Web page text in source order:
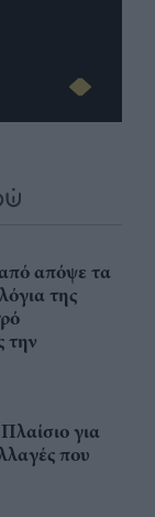
απόψε τα
της
την
για
που